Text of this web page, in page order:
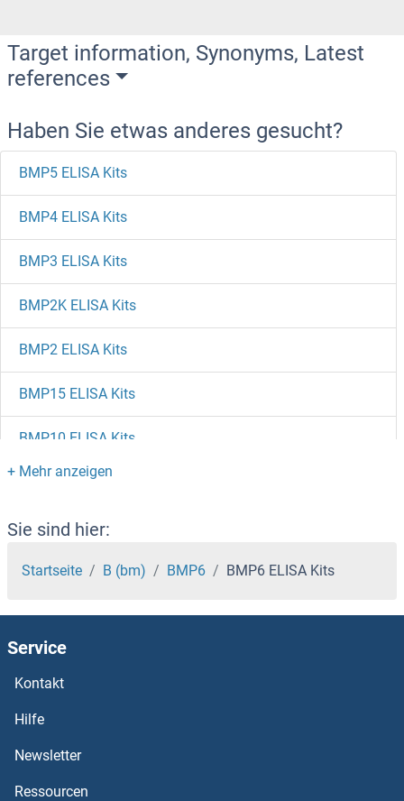
Target information, Synonyms, Latest
references
Haben Sie etwas anderes gesucht?
BMP5 ELISA Kits
BMP4 ELISA Kits
BMP3 ELISA Kits
BMP2K ELISA Kits
BMP2 ELISA Kits
BMP15 ELISA Kits
BMP10 ELISA Kits
BMP1 ELISA Kits
BMI1 Polycomb Ring Finger Oncogene ELISA Kits
BMF ELISA Kits
BLVRB ELISA Kits
BLOC1S1 ELISA Kits
BLMH ELISA Kits
Sie sind hier:
Startseite B (bm) BMP6 BMP6 ELISA Kits
Service
Kontakt
Hilfe
Newsletter
Ressourcen